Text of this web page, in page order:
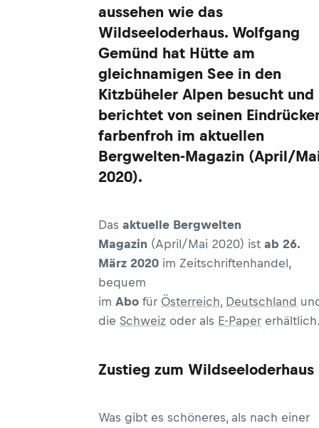
aussehen wie das
Wildseeloderhaus. Wolfgang
Gemünd hat Hütte am
gleichnamigen See in den
Kitzbüheler Alpen besucht und
berichtet von seinen
farbenfroh im aktuellen
Bergwelten-Magazin (April/
2020).
Das aktuelle Bergwelten
Magazin (April/Mai 2020) ist ab 26.
März 2020 im Zeitschriftenhandel,
bequem
im Abo für Österreich, Deutschland
die Schweiz oder als E-Paper
Zustieg zum Wildseeloderhaus
Was gibt es schöneres, als nach einer